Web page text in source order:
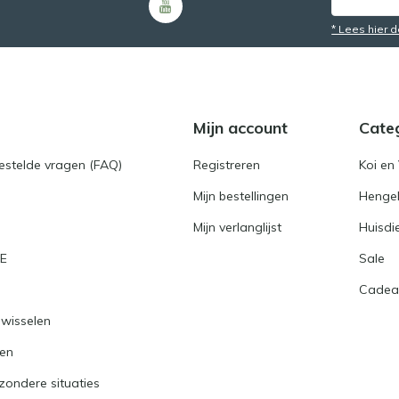
* Lees hier
vragen (FAQ)
situaties
Mijn account
Registreren
Mijn bestellingen
Mijn verlanglijst
Koi en
Sale